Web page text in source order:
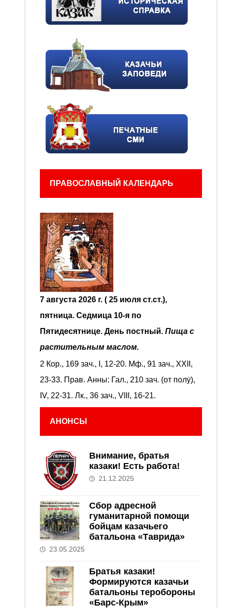
ПРАВОСЛАВНЫЙ КАЛЕНДАРЬ
7 августа 2026 г. ( 25 июля ст.ст.),
пятница. Седмица 10-я по
Пятидесятнице. День постный. Пища с
растительным маслом.
2 Кор., 169 зач., I, 12-20. Мф., 91 зач., XXII,
23-33. Прав. Анны: Гал., 210 зач. (от полу́),
IV, 22-31. Лк., 36 зач., VIII, 16-21.
АНОНСЫ
Внимание, братья
казаки! Есть работа!
21.12.2025
Сбор адресной
гуманитарной помощи
бойцам казачьего
батальона «Таврида»
23.05.2025
Братья казаки!
Формируются казачьи
батальоны теробороны
«Барс-Крым»